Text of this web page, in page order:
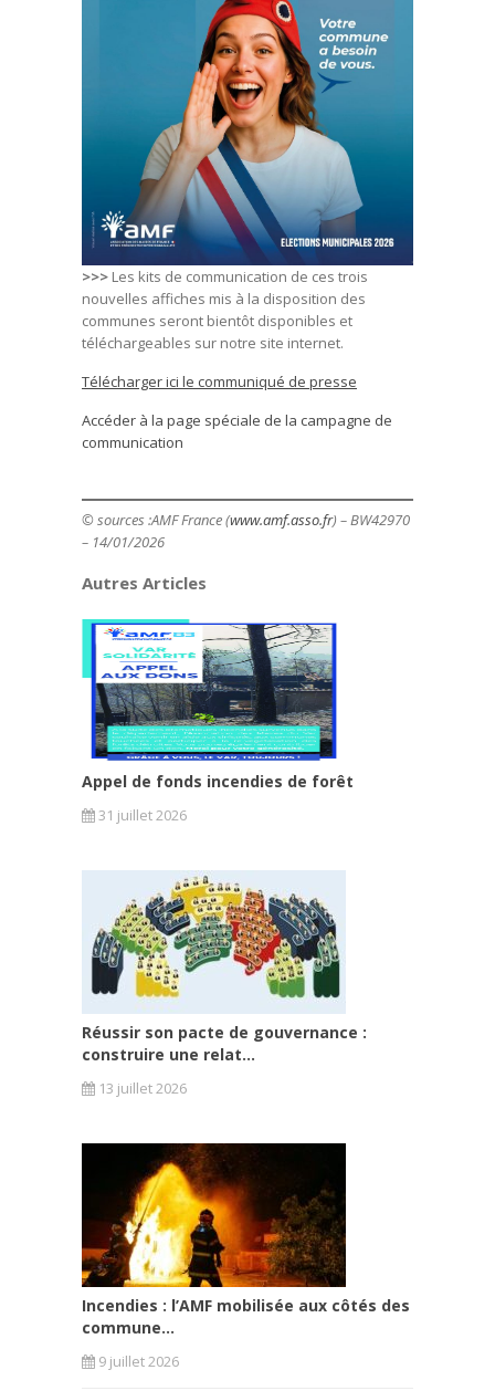
>>> Les kits de communication de ces trois
nouvelles affiches mis à la disposition des
communes seront bientôt disponibles et
téléchargeables sur notre site internet.
Télécharger ici le communiqué de presse
Accéder à la page spéciale de la campagne de
communication
© sources :AMF France (www.amf.asso.fr) – BW42970
– 14/01/2026
Autres Articles
Appel de fonds incendies de forêt
31 juillet 2026
Réussir son pacte de gouvernance :
construire une relat...
13 juillet 2026
Incendies : l’AMF mobilisée aux côtés des
commune...
9 juillet 2026